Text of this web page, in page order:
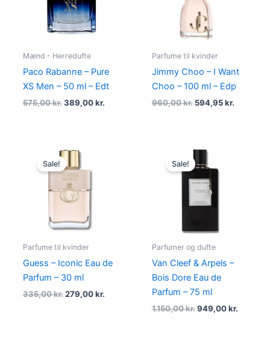
Mænd - Herredufte
Paco Rabanne – Pure
XS Men – 50 ml – Edt
575,00kr. 389,00kr.
Parfume til kvinder
Jimmy Choo – I Want
Choo – 100 ml – Edp
960,00kr. 594,95kr.
Sale!
Parfume til kvinder
Guess – Iconic Eau de
Parfum – 30 ml
335,00kr.
Original
price
was:
335,00 kr..
279,00kr.
Sale!
Parfumer og dufte
Van Cleef & Arpels –
Bois Dore Eau de
Parfum – 75 ml
1.150,00kr.
Original
was:
1.150,00 kr..
949,00kr.